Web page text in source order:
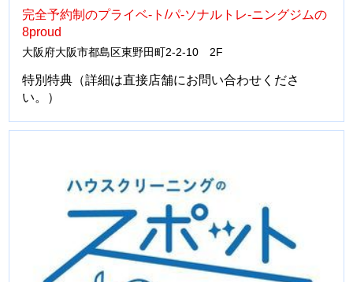
完全予約制のプライベ-ト/パ-ソナルトレ-ニングジムの
8proud
大阪府大阪市都島区東野田町2-2-10 2F
特別特典（詳細は直接店舗にお問い合わせくださ
い。）